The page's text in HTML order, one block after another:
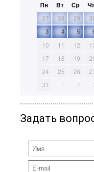
Пн Вт Ср Чт
27
28 29
3
4 5
10
11 12
17
18 19
24
25 26
31
1 2
Задать